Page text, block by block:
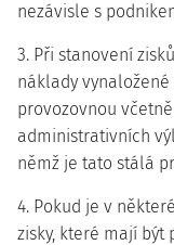
nezávisle s
3. Při stanovení
náklady
provozovnou
administrativních
němž je tato stálá
4. Pokud je v
zisky, které mají být